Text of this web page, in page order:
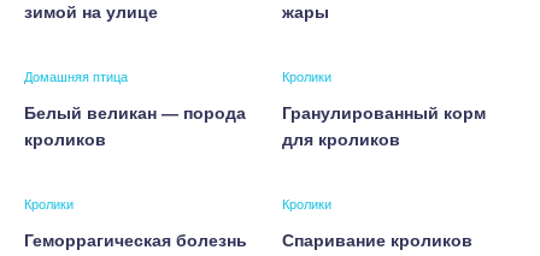
зимой на улице
жары
Домашняя птица
Белый великан — порода
кроликов
Кролики
Гранулированный корм
для кроликов
Кролики
Геморрагическая болезнь
Кролики
Спаривание кроликов